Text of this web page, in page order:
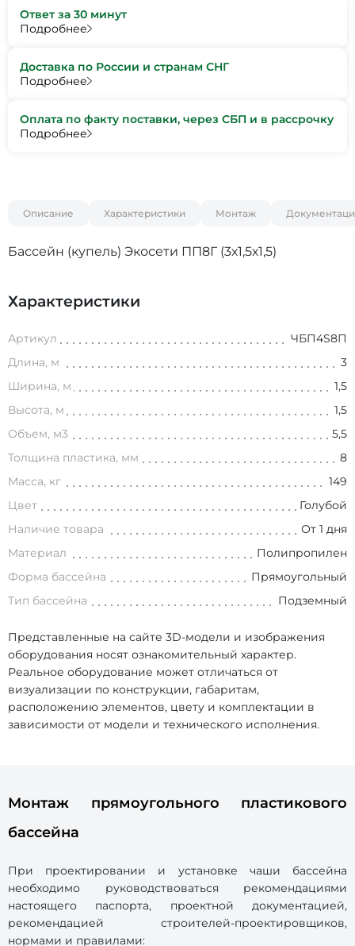
Ответ за 30 минут
Подробнее
Доставка по России и странам СНГ
Подробнее
Оплата по факту поставки, через СБП и в рассрочку
Подробнее
Описание Характеристики Монтаж
Бассейн (купель) Экосети ПП8Г (3х1,5х1,5)
Характеристики
Артикул
ЧБП4S8П
Длина, м
3
Ширина, м
1,5
Высота, м
1,5
Объем, м3
5,5
Толщина пластика, мм
8
Масса, кг
149
Цвет
Голубой
Наличие товара
От 1 дня
Материал
Полипропилен
Форма бассейна
Прямоугольный
Тип бассейна
Подземный
Представленные на сайте 3D-модели и изображения
оборудования носят ознакомительный характер.
Реальное оборудование может отличаться от
визуализации по конструкции, габаритам,
расположению элементов, цвету и комплектации в
зависимости от модели и технического исполнения.
Монтаж прямоугольного пластикового
бассейна
При проектировании и установке чаши бассейна
необходимо руководствоваться рекомендациями
настоящего паспорта, проектной документацией,
рекомендацией строителей-проектировщиков,
нормами и правилами: